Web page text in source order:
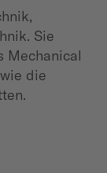
Sie
Mechanical
die